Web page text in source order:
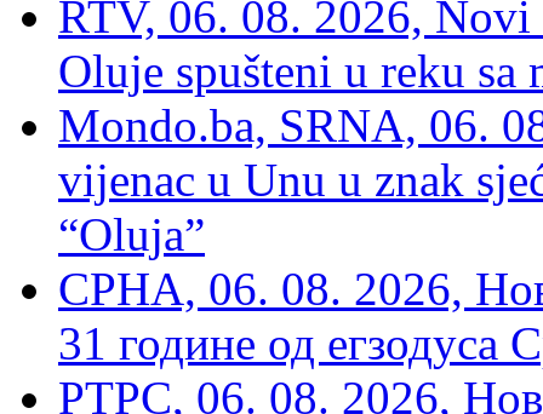
RTV, 06. 08. 2026, Novi
Oluje spušteni u reku sa
Mondo.ba, SRNA, 06.
vijenac u Unu u znak
“Oluja”
СРНА, 06. 08. 2026,
31 године од егзодуса
РТРС, 06. 08. 2026,